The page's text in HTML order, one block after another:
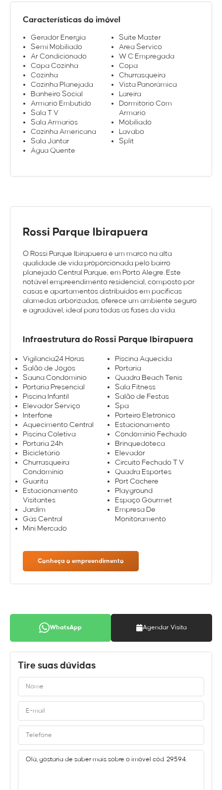
Características do imóvel
Gerador Energia
Semi Mobiliado
Ar Condicionado
Copa Cozinha
Cozinha
Cozinha Planejada
Banheiro Social
Armario Embutido
Sala T V
Sala Armarios
Cozinha Americana
Sala Jantar
Água Quente
Suite Master
Area Servico
W C Empregada
Copa
Churrasqueira
Vista Panorâmica
Lareira
Dormitorio Com
Armario
Mobiliado
Lavabo
Split
Rossi Parque Ibirapuera
O Rossi Parque Ibirapuera é um marco na alta
qualidade de vida proporcionada pelo bairro
planejado Central Parque, em Porto Alegre. Este
notável empreendimento residencial, composto por
casas e apartamentos distribuídos em pacíficas
alamedas arborizadas, oferece um ambiente seguro
e agradável, ideal para todas as fases da vida.
Infraestrutura do Rossi Parque Ibirapuera
Vigilancia24 Horas
Salão de Jogos
Sauna Condominio
Portaria Presencial
Piscina Infantil
Elevador Serviço
Interfone
Aquecimento Central
Piscina Coletiva
Portaria 24h
Bicicletário
Churrasqueira
Condomínio
Guarita
Estacionamento
Visitantes
Jardim
Gás Central
Mini Mercado
Piscina Aquecida
Portaria
Quadra Beach Tenis
Sala Fitness
Salão de Festas
Spa
Porteiro Eletronico
Estacionamento
Condominio Fechado
Brinquedoteca
Elevador
Circuito Fechado T V
Quadra Esportes
Port Cochere
Playground
Espaço Gourmet
Empresa De
Monitoramento
Conheça o empreendimento
WhatsApp Agendar Visita
Tire suas dúvidas